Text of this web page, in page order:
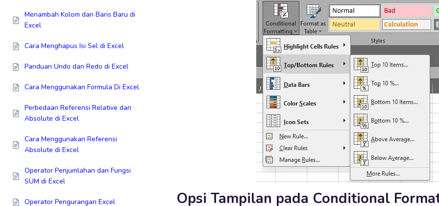
Menambah Kolom dan Baris Baru di
Excel
Cara Menghapus Isi Sel di Excel
Panduan Undo dan Redo di Excel
Cara Menggunakan Formula Di Excel
Perbedaan Referensi Relative dan
Absolute di Excel
Cara Menggunakan Referensi
Absolute di Excel
Operator Penjumlahan dan Fungsi
SUM di Excel
Operator Pengurangan Excel Opsi Tampilan pada Conditional